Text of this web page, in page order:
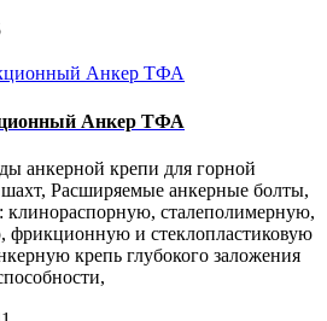
Анкер ТФА
анкерной крепи для горной
Расширяемые анкерные болты,
клинораспорную, сталеполимерную,
фрикционную и стеклопластиковую
крепь глубокого заложения